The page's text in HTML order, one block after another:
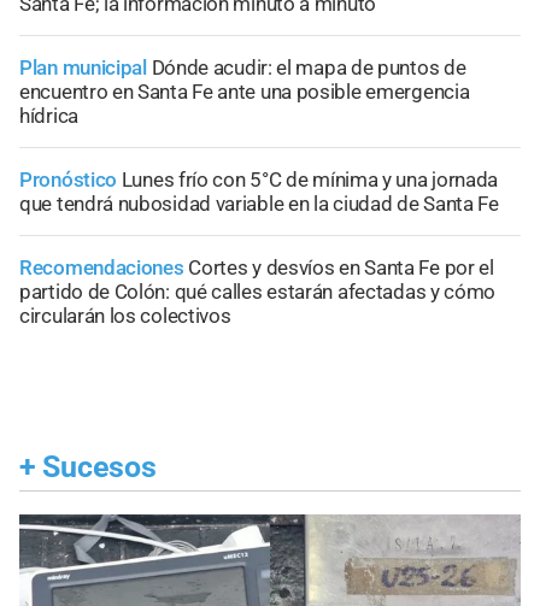
Plan municipal Dónde acudir: el mapa de puntos de
encuentro en Santa Fe ante una posible emergencia
hídrica
Pronóstico Lunes frío con 5°C de mínima y una jornada
que tendrá nubosidad variable en la ciudad de Santa Fe
Recomendaciones Cortes y desvíos en Santa Fe por el
partido de Colón: qué calles estarán afectadas y cómo
circularán los colectivos
+ Sucesos